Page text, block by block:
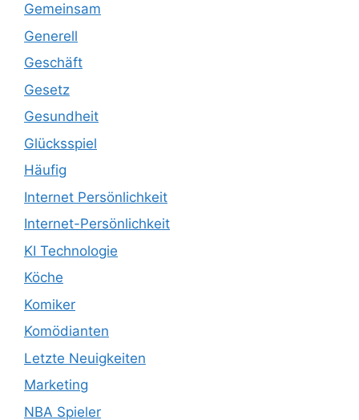
Gemeinsam
Generell
Geschäft
Gesetz
Gesundheit
Glücksspiel
Häufig
Internet Persönlichkeit
Internet-Persönlichkeit
KI Technologie
Köche
Komiker
Komödianten
Letzte Neuigkeiten
Marketing
NBA Spieler